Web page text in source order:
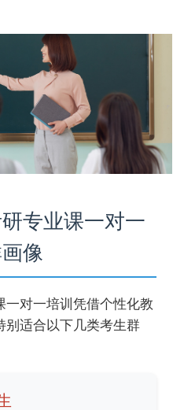
专业课一对一
像
一对一培训凭借个性化教
别适合以下几类考生群